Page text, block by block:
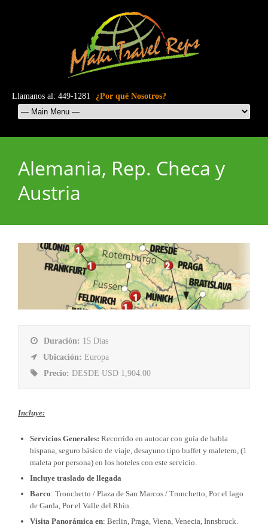
Llamanos al: 449-1281 | ¿Por qué Nosotros?
Alemania, Rep. Checa y
Austria
Duración: 15 Días
Ubicación: Europa
Precio: DESDE USD 1,904.00
Incluye:
Servicios Generales: Recorrido en autocar con guía de habla
hispana, seguro básico de viaje, desayuno tipo buffet y maletero, (1
maleta por persona) en los hoteles con este servicio.
Incluye traslado de llegada
Barco: Tronchetto / Plaza de San Marcos / Tronchetto, Por el lago
de Garda, Por el Valle del Rhin.
Visita Panorámica en: Berlin, Praga, Viena, Venecia, Innsbruck.